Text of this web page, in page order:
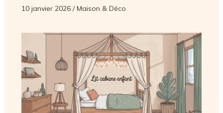
10 janvier 2026 /Maison & Déco